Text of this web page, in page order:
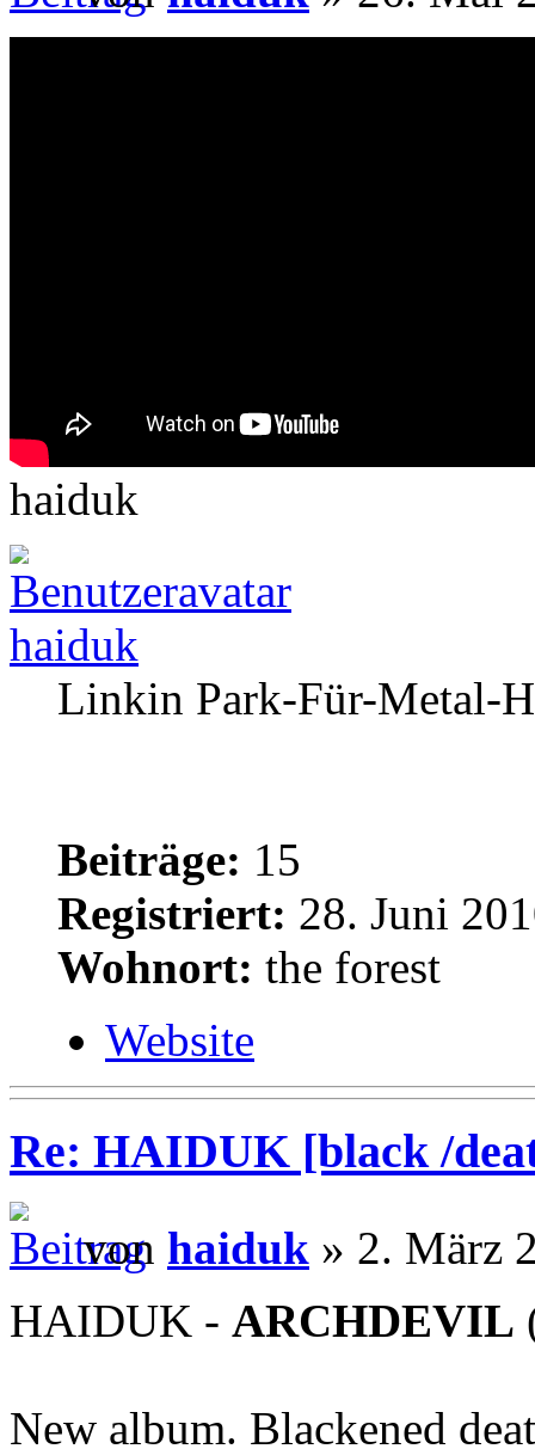
haiduk
haiduk
Linkin Park-Für-Metal-
Beiträge: 15
Registriert: 28. Juni
Wohnort: the forest
Website
Re: HAIDUK [black /
von haiduk » 2. März
HAIDUK - ARCHDEVIL
New album. Blackened